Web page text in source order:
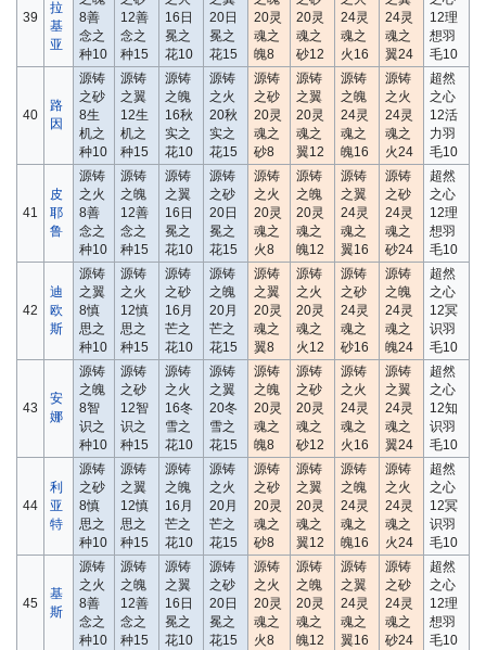
39
拉
基
亚
8善
念之
种10
12善
念之
种15
16日
冕之
花10
20日
冕之
花15
20灵
魂之
魄8
20灵
魂之
砂12
24灵
魂之
火16
24灵
魂之
翼24
12理
想羽
毛10
40
路
因
源铸
之砂
8生
机之
种10
源铸
之翼
12生
机之
种15
源铸
之魄
16秋
实之
花10
源铸
之火
20秋
实之
花15
源铸
之砂
20灵
魂之
砂8
源铸
之翼
20灵
魂之
翼12
源铸
之魄
24灵
魂之
魄16
源铸
之火
24灵
魂之
火24
超然
之心
12活
力羽
毛10
41
皮
耶
鲁
源铸
之火
8善
念之
种10
源铸
之魄
12善
念之
种15
源铸
之翼
16日
冕之
花10
源铸
之砂
20日
冕之
花15
源铸
之火
20灵
魂之
火8
源铸
之魄
20灵
魂之
魄12
源铸
之翼
24灵
魂之
翼16
源铸
之砂
24灵
魂之
砂24
超然
之心
12理
想羽
毛10
42
迪
欧
斯
源铸
之翼
8慎
思之
种10
源铸
之火
12慎
思之
种15
源铸
之砂
16月
芒之
花10
源铸
之魄
20月
芒之
花15
源铸
之翼
20灵
魂之
翼8
源铸
之火
20灵
魂之
火12
源铸
之砂
24灵
魂之
砂16
源铸
之魄
24灵
魂之
魄24
超然
之心
12冥
识羽
毛10
43
安
娜
源铸
之魄
8智
识之
种10
源铸
之砂
12智
识之
种15
源铸
之火
16冬
雪之
花10
源铸
之翼
20冬
雪之
花15
源铸
之魄
20灵
魂之
魄8
源铸
之砂
20灵
魂之
砂12
源铸
之火
24灵
魂之
火16
源铸
之翼
24灵
魂之
翼24
超然
之心
12知
识羽
毛10
44
利
亚
特
源铸
之砂
8慎
思之
种10
源铸
之翼
12慎
思之
种15
源铸
之魄
16月
芒之
花10
源铸
之火
20月
芒之
花15
源铸
之砂
20灵
魂之
砂8
源铸
之翼
20灵
魂之
翼12
源铸
之魄
24灵
魂之
魄16
源铸
之火
24灵
魂之
火24
超然
之心
12冥
识羽
毛10
45
基
斯
源铸
之火
8善
念之
种10
源铸
之魄
12善
念之
种15
源铸
之翼
16日
冕之
花10
源铸
之砂
20日
冕之
花15
源铸
之火
20灵
魂之
火8
源铸
之魄
20灵
魂之
魄12
源铸
之翼
24灵
魂之
翼16
源铸
之砂
24灵
魂之
砂24
超然
之心
12理
想羽
毛10